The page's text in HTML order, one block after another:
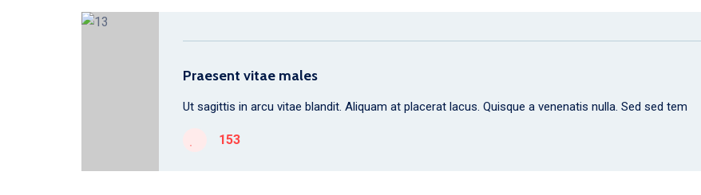
Praesent vitae males
Ut sagittis in arcu vitae blandit. Aliquam at placerat lacus. Quisque a venenatis nulla. Sed sed tem
153